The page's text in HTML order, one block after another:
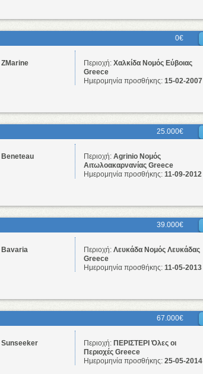
0€
ZMarine
Περιοχή: Χαλκίδα Νομός Εύβοιας
Greece
Ημερομηνία προσθήκης: 15-02-2007
25.000€
Beneteau
Περιοχή: Agrinio Νομός
Αιτωλοακαρνανίας Greece
Ημερομηνία προσθήκης: 11-09-2012
39.000€
Bavaria
Περιοχή: Λευκάδα Νομός Λευκάδας
Greece
Ημερομηνία προσθήκης: 11-05-2013
67.000€
Sunseeker
Περιοχή: ΠΕΡΙΣΤΕΡΙ Όλες οι
Περιοχές Greece
Ημερομηνία προσθήκης: 25-05-2014